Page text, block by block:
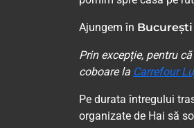
Ajungem în București
Prin excepție, pentru
coboare la Carrefour
Pe durata întregului
organizate de Hai să